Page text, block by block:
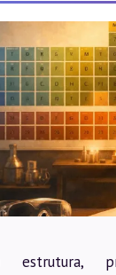
estrutura,